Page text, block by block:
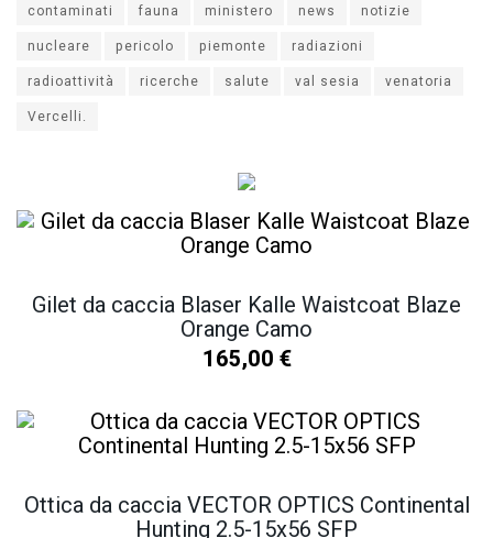
contaminati
fauna ministero news
notizie
nucleare
pericolo piemonte
radiazioni
radioattività
ricerche salute val sesia
venatoria
Vercelli.
Gilet da caccia Blaser Kalle Waistcoat Blaze
Orange Camo
165,00 €
Ottica da caccia VECTOR OPTICS Continental
Hunting 2.5-15x56 SFP